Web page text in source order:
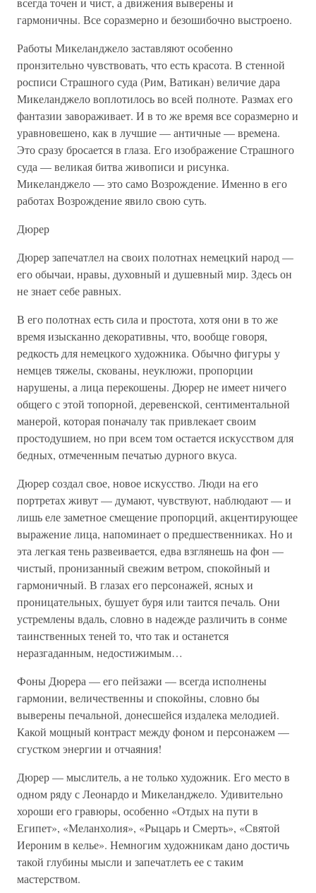
гармоничны. Все соразмерно и безошибочно выстроено.
Работы Микеланджело заставляют особенно
пронзительно чувствовать, что есть красота. В стенной
росписи Страшного суда (Рим, Ватикан) величие дара
Микеланджело воплотилось во всей полноте. Размах его
фантазии завораживает. И в то же время все соразмерно и
уравновешено, как в лучшие — античные — времена.
Это сразу бросается в глаза. Его изображение Страшного
суда — великая битва живописи и рисунка.
Микеланджело — это само Возрождение. Именно в его
работах Возрождение явило свою суть.
Дюрер
Дюрер запечатлел на своих полотнах немецкий народ —
его обычаи, нравы, духовный и душевный мир. Здесь он
не знает себе равных.
В его полотнах есть сила и простота, хотя они в то же
время изысканно декоративны, что, вообще говоря,
редкость для немецкого художника. Обычно фигуры у
немцев тяжелы, скованы, неуклюжи, пропорции
нарушены, а лица перекошены. Дюрер не имеет ничего
общего с этой топорной, деревенской, сентиментальной
манерой, которая поначалу так привлекает своим
простодушием, но при всем том остается искусством для
бедных, отмеченным печатью дурного вкуса.
Дюрер создал свое, новое искусство. Люди на его
портретах живут — думают, чувствуют, наблюдают — и
лишь еле заметное смещение пропорций, акцентирующее
выражение лица, напоминает о предшественниках. Но и
эта легкая тень развеивается, едва взглянешь на фон —
чистый, пронизанный свежим ветром, спокойный и
гармоничный. В глазах его персонажей, ясных и
проницательных, бушует буря или таится печаль. Они
устремлены вдаль, словно в надежде различить в сонме
таинственных теней то, что так и останется
неразгаданным, недостижимым…
Фоны Дюрера — его пейзажи — всегда исполнены
гармонии, величественны и спокойны, словно бы
выверены печальной, донесшейся издалека мелодией.
Какой мощный контраст между фоном и персонажем —
сгустком энергии и отчаяния!
Дюрер — мыслитель, а не только художник. Его место в
одном ряду с Леонардо и Микеланджело. Удивительно
хороши его гравюры, особенно «Отдых на пути в
Египет», «Меланхолия», «Рыцарь и Смерть», «Святой
Иероним в келье». Немногим художникам дано достичь
такой глубины мысли и запечатлеть ее с таким
мастерством.